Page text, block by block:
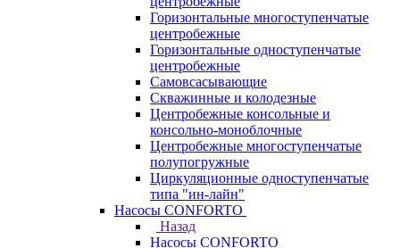
Горизонтальные многоступенчатые
центробежные
Горизонтальные одноступенчатые
центробежные
Самовсасывающие
Скважинные и колодезные
Центробежные консольные и
консольно-моноблочные
Центробежные многоступенчатые
полупогружные
Циркуляционные одноступенчатые
типа "ин-лайн"
Насосы CONFORTO
Назад
Насосы CONFORTO